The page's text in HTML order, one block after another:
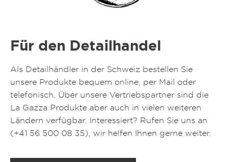
Für den Detailhandel
Als Detailhändler in der Schweiz bestellen Sie
unsere Produkte bequem online, per Mail oder
telefonisch. Über unsere Vertriebspartner sind die
La Gazza Produkte aber auch in vielen weiteren
Ländern verfügbar. Interessiert? Rufen Sie uns an
(+41 56 500 08 35), wir helfen Ihnen gerne weiter.